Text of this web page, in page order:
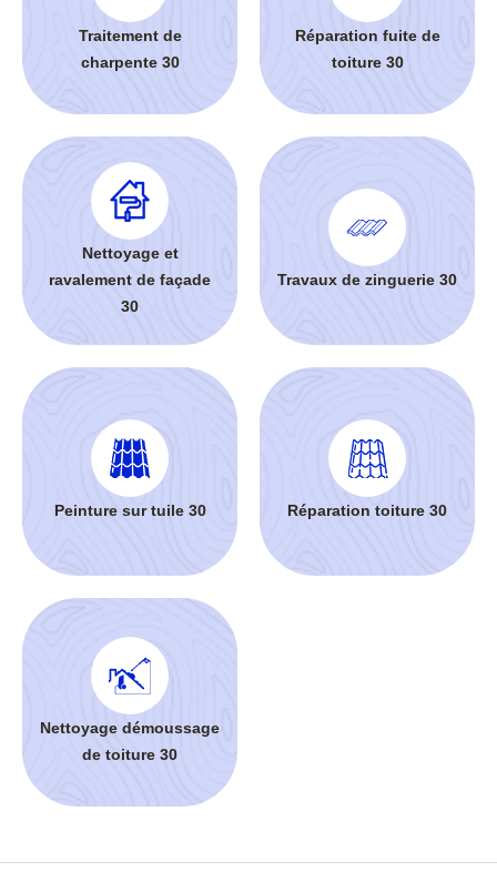
Traitement de
charpente 30
Réparation fuite de
toiture 30
Nettoyage et
ravalement de façade
30
Travaux de zinguerie 30
Peinture sur tuile 30 Réparation toiture 30
Nettoyage démoussage
de toiture 30